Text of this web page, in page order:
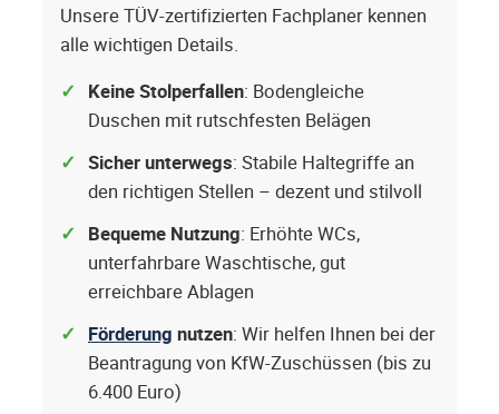
Unsere TÜV-zertifizierten Fachplaner kennen
alle wichtigen Details.
Keine Stolperfallen: Bodengleiche
Duschen mit rutschfesten Belägen
Sicher unterwegs: Stabile Haltegriffe an
den richtigen Stellen – dezent und stilvoll
Bequeme Nutzung: Erhöhte WCs,
unterfahrbare Waschtische, gut
erreichbare Ablagen
Förderung nutzen: Wir helfen Ihnen bei der
Beantragung von KfW-Zuschüssen (bis zu
6.400 Euro)